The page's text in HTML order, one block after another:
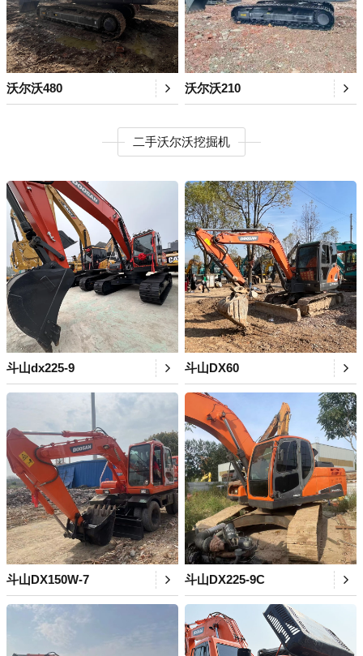
沃尔沃480 沃尔沃210
二手沃尔沃挖掘机
斗山dx225-9 斗山DX60
斗山DX150W-7 斗山DX225-9C